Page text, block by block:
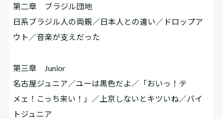
第二章 ブラジル団地
日系ブラジル人の両親／日本人との違い／ドロップア
ウト／音楽が支えだった
第三章 Junior
名古屋ジュニア／ユーは黒色だよ／「おいっ！テ
メェ！こっち来い！」／上京しないとキツいね／バイ
トジュニア